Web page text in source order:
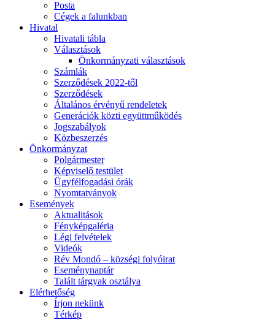
Posta
Cégek a falunkban
Hivatal
Hivatali tábla
Választások
Önkormányzati választások
Számlák
Szerződések 2022-től
Szerződések
Általános érvényű rendeletek
Generációk közti együttműködés
Jogszabályok
Közbeszerzés
Önkormányzat
Polgármester
Képviselő testület
Ügyfélfogadási órák
Nyomtatványok
Események
Aktualitások
Fényképgaléria
Légi felvételek
Videók
Rév Mondó – községi folyóirat
Eseménynaptár
Talált tárgyak osztálya
Elérhetőség
Írjon nekünk
Térkép